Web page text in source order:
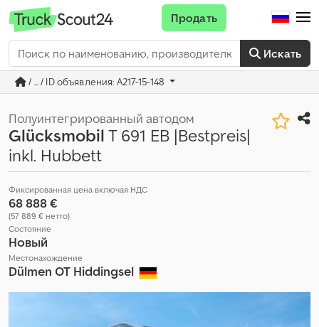
Искать
Продать
/ ... / ID объявления: A217-15-148
Полуинтегрированный автодом
GlücksmobilT 691 EB |Bestpreis|
inkl. Hubbett
Фиксированная цена включая НДС
68 888 €
(57 889 € нетто)
Состояние
Новый
Местонахождение
Dülmen OT Hiddingsel